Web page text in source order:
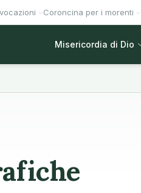
Coroncina per i morenti
Misericordia di Dio